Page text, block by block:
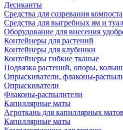
Десиканты
Средства для созревания компоста
Средства для выгребных ям и
Оборудование для внесения
Контейнеры для растений
Контейнеры для клубники
Контейнеры гибкие тканые
Подвязка растений, опоры,
Опрыскиватели, флаконы-
Опрыскиватели
Флаконы-распылители
Капиллярные маты
Агроткань для капиллярных матов
Капиллярные маты